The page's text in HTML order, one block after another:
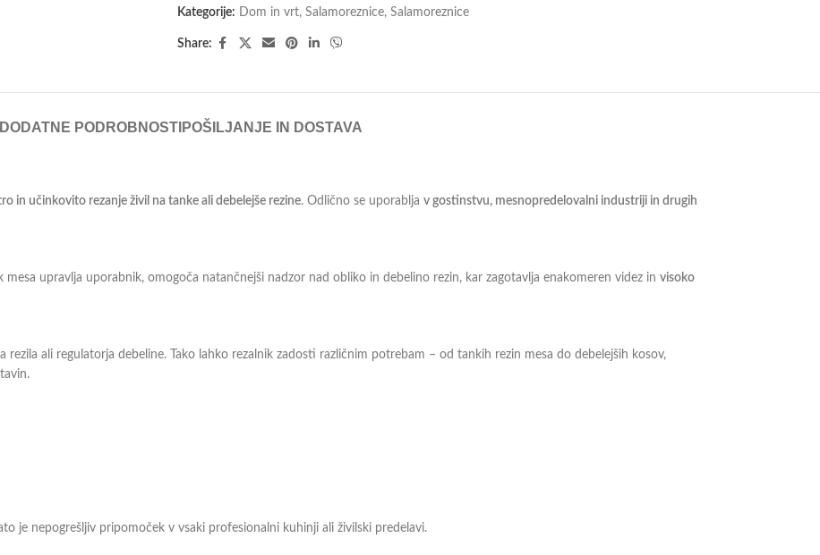
Kategorije: Dom in vrt, Salamoreznice, Salamoreznice
Share:
DODATNE PODROBNOSTI POŠILJANJE IN DOSTAVA
in učinkovito rezanje živil na tanke ali debelejše rezine. Odlično se uporablja v gostinstvu, mesnopredelovalni industriji in drugih
mesa upravlja uporabnik, omogoča natančnejši nadzor nad obliko in debelino rezin, kar zagotavlja enakomeren videz in visoko
ali regulatorja debeline. Tako lahko rezalnik zadosti različnim potrebam – od tankih rezin mesa do debelejših kosov,
je nepogrešljiv pripomoček v vsaki profesionalni kuhinji ali živilski predelavi.